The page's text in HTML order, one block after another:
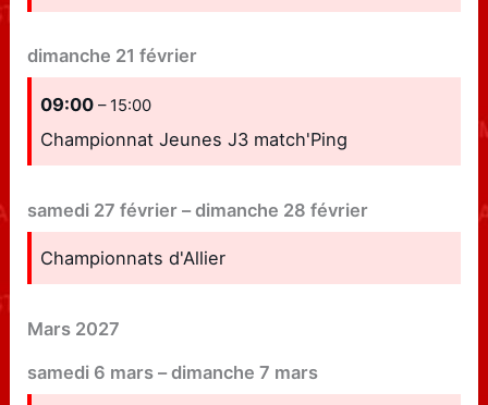
dimanche 21 février
09:00– 15:00
Championnat Jeunes J3 match'Ping
samedi 27 février –dimanche 28 février
Championnats d'Allier
Mars 2027
samedi 6 mars –dimanche 7 mars